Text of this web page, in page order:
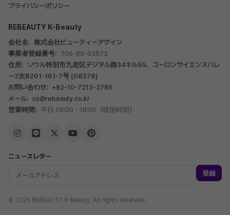
プライバシーポリシー
REBEAUTY K-Beauty
会社名: 株式会社ビューティーアゲイン
事業者登録番号: 706-88-03573
住所: ソウル特別市九老区デジタル路34キル55、コーロンサイエンスバレ
ー2次B201-161-7号 (08378)
お問い合わせ: +82-10-7213-3785
メール: cs@rebeauty.co.kr
営業時間: 平日 09:00 - 18:00（韓国時間）
ニュースレター
登録
© 2026 REBEAUTY K-Beauty. All rights reserved.